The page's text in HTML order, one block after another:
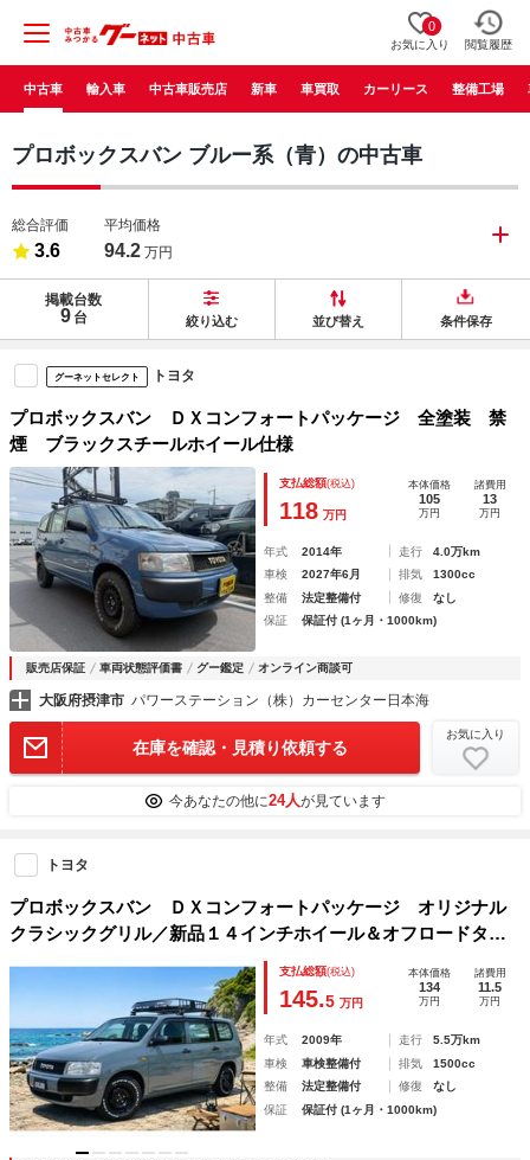
0
お気に入り 閲覧履歴
中古車 輸入車 中古車販売店 新車 車買取 カーリース 整備工場
プロボックスバン ブルー系（青）の中古車
総合評価
3.6
平均価格
94.2 万円
掲載台数
9 台 絞り込む 並び替え 条件保存
グーネットセレクト トヨタ
プロボックスバン ＤＸコンフォートパッケージ 全塗装 禁
煙 ブラックスチールホイール仕様
支払総額(税込)
118 万円
本体価格
105
万円
諸費用
13
万円
年式 2014年 走行
4.0万km
車検
2027年6月 排気
1300cc
整備
法定整備付 修復
なし
保証
保証付 (1ヶ月・1000km)
販売店保証 車両状態評価書 グー鑑定 オンライン商談可
大阪府摂津市 パワーステーション（株）カーセンター日本海
在庫を確認・見積り依頼する
お気に入り
今あなたの他に24人が見ています
トヨタ
プロボックスバン ＤＸコンフォートパッケージ オリジナル
クラシックグリル／新品１４インチホイール＆オフロードタイ
ヤ／リフトアップ／新品キャリア／テールレンズキャンディー
スモーク塗装／ディスプレイオーディオ／バックカメラ／ＥＴ
支払総額(税込)
145.5 万円
本体価格
134
万円
諸費用
11.5
万円
年式 2009年 走行
5.5万km
車検
車検整備付 排気
1500cc
整備
法定整備付 修復
なし
保証
保証付 (1ヶ月・1000km)